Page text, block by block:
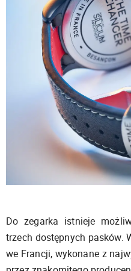
Do zegarka istnieje
trzech dostępnych pasków.
we Francji, wykonane z